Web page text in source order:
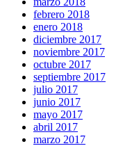
febrero 2018
enero 2018
diciembre 2017
noviembre 2017
octubre 2017
septiembre 2017
julio 2017
junio 2017
mayo 2017
abril 2017
marzo 2017